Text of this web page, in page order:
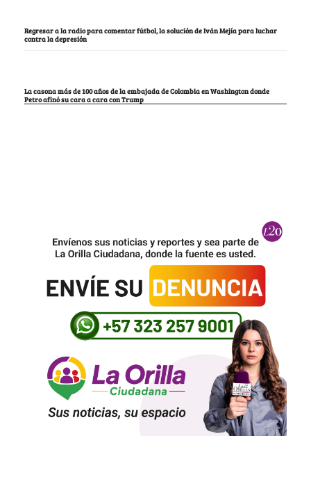
Regresar a la radio para comentar fútbol, la solución de Iván Mejía para luchar
contra la depresión
La casona más de 100 años de la embajada de Colombia en Washington donde
Petro afinó su cara a cara con Trump